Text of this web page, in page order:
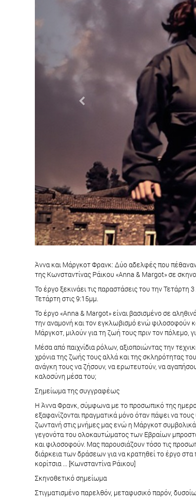
Άννα και Μάργκοτ Φρανκ: Δύο αδελφές που
της Κωνσταντίνας Ράικου «Anna & Margot» σε
Το έργο ξεκινάει τις παραστάσεις του την
Τετάρτη στις 9:15μμ.
Το έργο «Anna & Margot» είναι βασισμένο σε
την αναμονή και τον εγκλωβισμό ενώ φιλοσοφούν
Μάργκοτ, μιλούν για τη ζωή τους πριν τον πόλεμο,
Μέσα από παιχνίδια ρόλων, αξιοποιώντας την
χρόνια της ζωής τους αλλά και της σκληρότητας
ανάγκη τους να ζήσουν, να ερωτευτούν, να
καλοσύνη μέσα του;
Σημείωμα της συγγραφέως
Η Άννα Φρανκ, σύμφωνα με το προσωπικό της
εξαφανίζονται πραγματικά μόνο όταν πάψει να
ζωντανή στις μνήμες μας ενώ η Μάργκοτ
γεγονότα του ολοκαυτώματος των Εβραίων μπροστά
και φιλοσοφούν. Μας παρουσιάζουν τόσο τις
διάρκεια των δράσεων για να κρατηθεί το έργο στα
κορίτσια ... [Κωνσταντίνα Ράικου]
Σκηνοθετικό σημείωμα
Στιγματισμένο παρελθόν, μεταφυσικό παρόν,